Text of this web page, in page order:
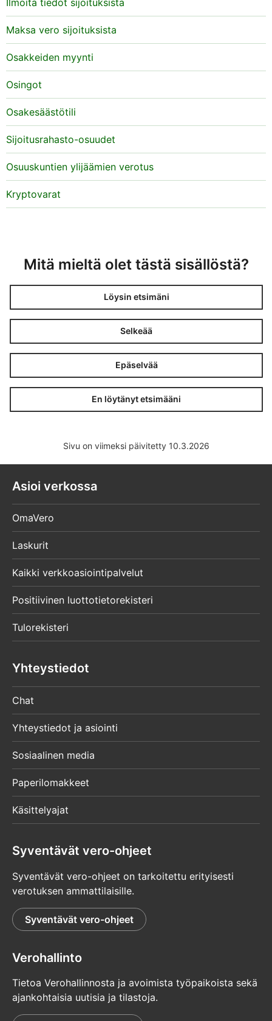
Maksa vero sijoituksista
Osakkeiden myynti
Osingot
Osakesäästötili
Sijoitusrahasto-osuudet
Osuuskuntien ylijäämien verotus
Kryptovarat
Mitä mieltä olet tästä sisällöstä?
Löysin etsimäni
Selkeää
Epäselvää
En löytänyt etsimääni
Sivu on viimeksi päivitetty 10.3.2026
Asioi verkossa
OmaVero
Laskurit
Kaikki verkkoasiointipalvelut
Positiivinen luottotietorekisteri
Tulorekisteri
Yhteystiedot
Chat
Yhteystiedot ja asiointi
Sosiaalinen media
Paperilomakkeet
Käsittelyajat
Syventävät vero-ohjeet
Syventävät vero-ohjeet on tarkoitettu erityisesti
verotuksen ammattilaisille.
Syventävät vero-ohjeet
Verohallinto
Tietoa Verohallinnosta ja avoimista työpaikoista sekä
ajankohtaisia uutisia ja tilastoja.